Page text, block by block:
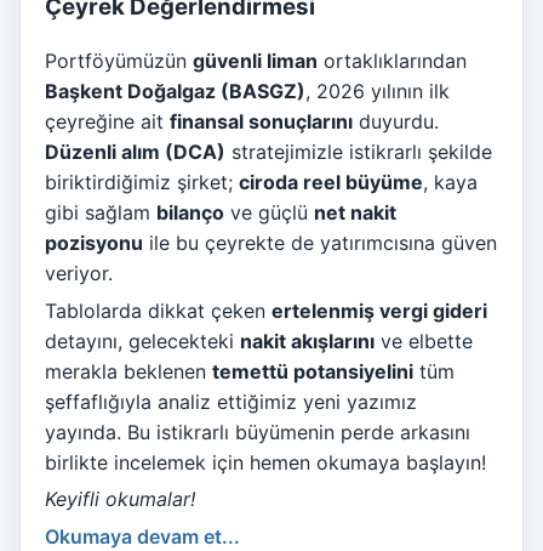
Çeyrek Değerlendirmesi
Portföyümüzün güvenli liman ortaklıklarından
Başkent Doğalgaz (BASGZ), 2026 yılının ilk
çeyreğine ait finansal sonuçlarını duyurdu.
Düzenli alım (DCA) stratejimizle istikrarlı şekilde
biriktirdiğimiz şirket; ciroda reel büyüme, kaya
gibi sağlam bilanço ve güçlü net nakit
pozisyonu ile bu çeyrekte de yatırımcısına güven
veriyor.
Tablolarda dikkat çeken ertelenmiş vergi gideri
detayını, gelecekteki nakit akışlarını ve elbette
merakla beklenen temettü potansiyelini tüm
şeffaflığıyla analiz ettiğimiz yeni yazımız
yayında. Bu istikrarlı büyümenin perde arkasını
birlikte incelemek için hemen okumaya başlayın!
Keyifli okumalar!
Okumaya devam et...